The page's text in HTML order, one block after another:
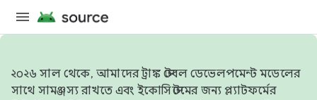
২০২৬ সাল থেকে, আমাদের ট্রাঙ্ক স্টেবল ডেভেলপমেন্ট মডেলের
সাথে সামঞ্জস্য রাখতে এবং ইকোসিস্টেমের জন্য প্ল্যাটফর্মের